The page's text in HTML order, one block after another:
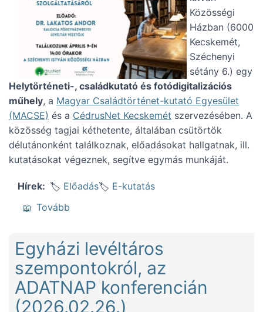
Közösségi
Házban (6000
Kecskemét,
Széchenyi
sétány 6.) egy
Helytörténeti-, családkutató és fotódigitalizációs
műhely, a Magyar Családtörténet-kutató Egyesület
(MACSE) és a CédrusNet Kecskemét szervezésében. A
közösség tagjai kéthetente, általában csütörtök
délutánonként találkoznak, előadásokat hallgatnak, ill.
kutatásokat végeznek, segítve egymás munkáját.
Hírek Előadás
E-kutatás
Tovább
Egyházi levéltáros
szempontokról, az
ADATNAP konferencián
(2026.02.26.)